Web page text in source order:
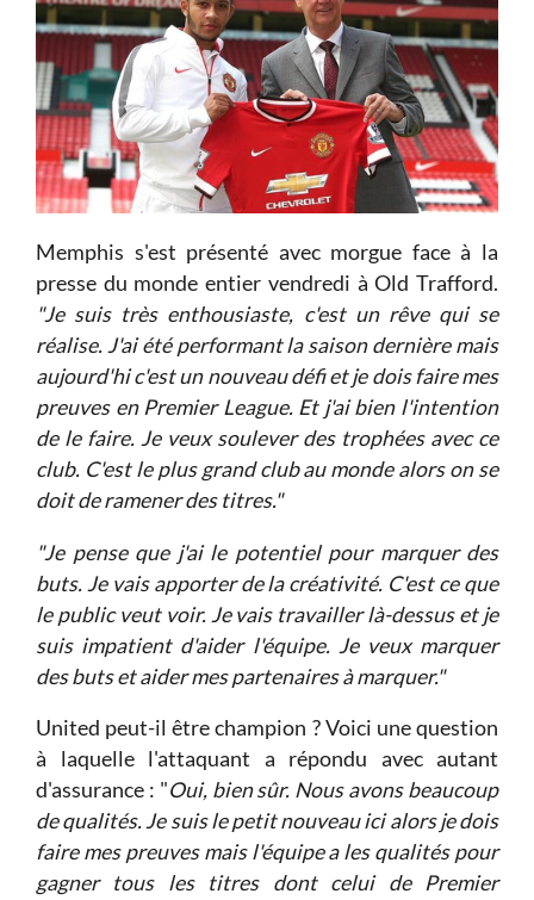
Memphis s'est présenté avec morgue face à la
presse du monde entier vendredi à Old Trafford.
"Je suis très enthousiaste, c'est un rêve qui se
réalise. J'ai été performant la saison dernière mais
aujourd'hi c'est un nouveau défi et je dois faire mes
preuves en Premier League. Et j'ai bien l'intention
de le faire. Je veux soulever des trophées avec ce
club. C'est le plus grand club au monde alors on se
doit de ramener des titres."
"Je pense que j'ai le potentiel pour marquer des
buts. Je vais apporter de la créativité. C'est ce que
le public veut voir. Je vais travailler là-dessus et je
suis impatient d'aider l'équipe. Je veux marquer
des buts et aider mes partenaires à marquer."
United peut-il être champion ? Voici une question
à laquelle l'attaquant a répondu avec autant
d'assurance : "Oui, bien sûr. Nous avons beaucoup
de qualités. Je suis le petit nouveau ici alors je dois
faire mes preuves mais l'équipe a les qualités pour
gagner tous les titres dont celui de Premier